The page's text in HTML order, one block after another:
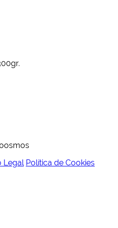
Legal Política de Cookies